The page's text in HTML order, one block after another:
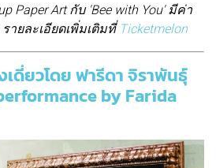
Paper Art กับ 'Bee with You' มีค่า
ายละเอียดเพิ่มเติมที่ Ticketmelon
ดี่ยวโดย ฟารีดา จิราพันธุ์
by Farida